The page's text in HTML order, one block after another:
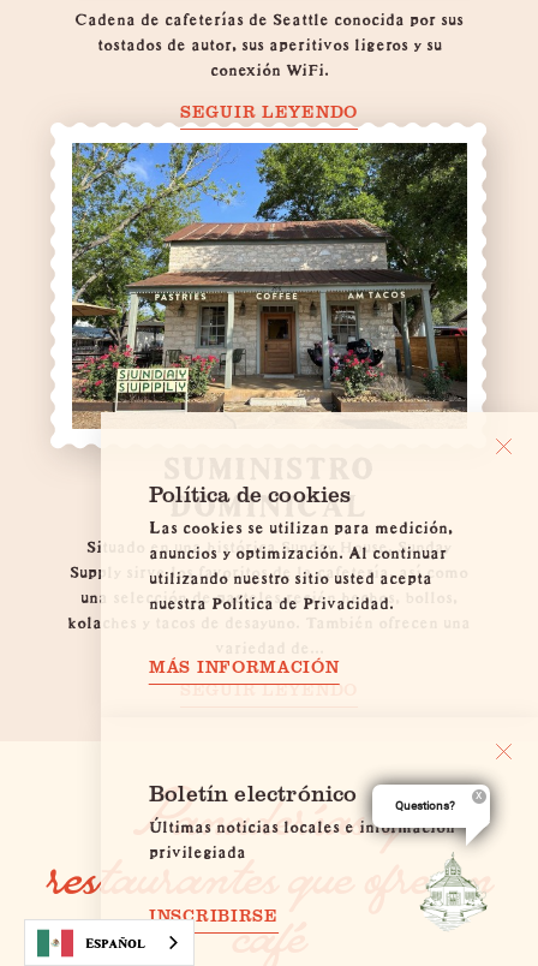
Cadena de cafeterías de Seattle conocida por sus
tostados de autor, sus aperitivos ligeros y su
conexión WiFi.
SEGUIR LEYENDO
DOMINICAL
Situado en una histórica Sunday House, Sunday
Supply sirve los favoritos de la cafetería, así como
una selección de pasteles recién hechos, bollos,
kolaches y tacos de desayuno. También ofrecen una
SEGUIR LEYENDO
Panaderías y
restaurantes que ofrecen
café
Política de cookies
Las cookies se utilizan para medición,
anuncios y optimización. Al continuar
utilizando nuestro sitio usted acepta
nuestra Política de Privacidad.
MÁS INFORMACIÓN
Boletín electrónico
Últimas noticias locales e información
privilegiada
INSCRIBIRSE
Español
Questions?